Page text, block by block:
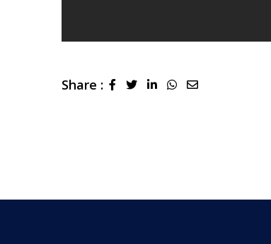
Share : LinkedInWhatsapp
Share